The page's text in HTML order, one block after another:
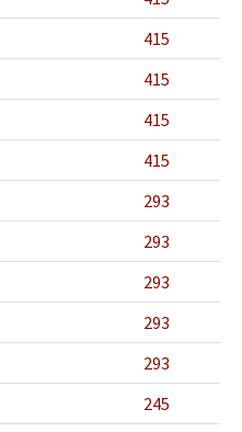
415
415
415
415
293
293
293
293
293
245